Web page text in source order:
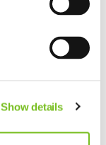
Show details